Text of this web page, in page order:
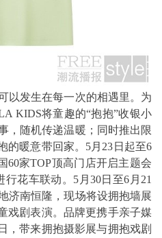
发生在每一次的相遇里。为
KIDS将童趣的“抱抱”收银小
，随机传递温暖；同时推出限
的暖意带回家。5月23日起至6
60家TOP顶高门店开启主题会
行花车联动。5月30日至6月21
济南恒隆，现场将设拥抱墙展
戏剧表演。品牌更携手亲子媒
，带来拥抱摄影展与拥抱戏剧